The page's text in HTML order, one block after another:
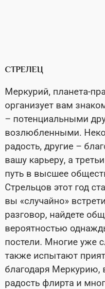
СТРЕЛЕЦ
Меркурий, планета-
организует вам
– потенциальными
возлюбленными.
радость, другие –
вашу карьеру, а
путь в высшее
Стрельцов этот год
вы «случайно»
разговор, найдете
вероятностью
постели. Многие уже
также испытают
благодаря Меркурию,
радость флирта и